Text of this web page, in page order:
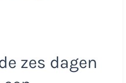
zes dagen